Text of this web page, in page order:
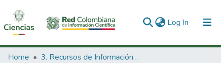
Log In (current)
Communities & Collections
Home
3. Recursos de Información Científica y Tecnológica